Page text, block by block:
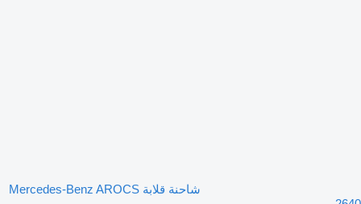
شاحنة قلابة Mercedes-Benz AROCS